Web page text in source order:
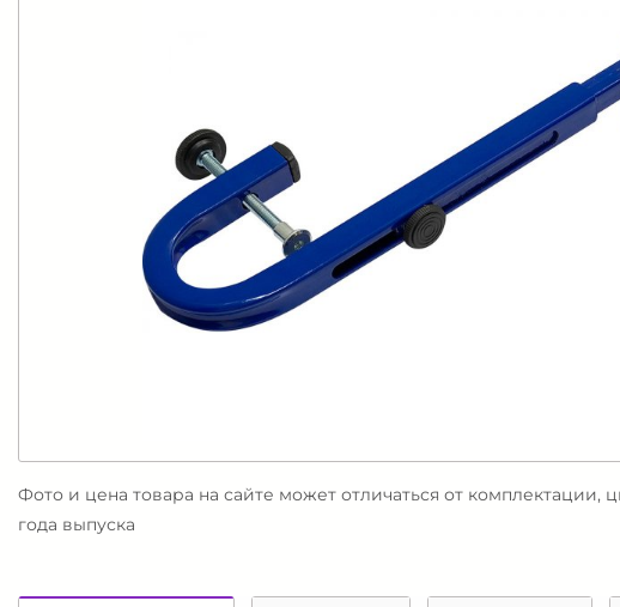
Фото и цена товара на сайте может отличаться от комплектации,
года выпуска